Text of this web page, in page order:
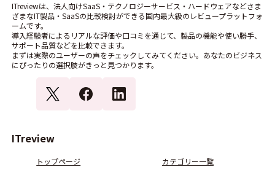
ITreviewは、法人向けSaaS・テクノロジーサービス・ハードウェアなどさま
ざまなIT製品・SaaSの比較検討ができる国内最大級のレビュープラットフォ
ームです。
導入経験者によるリアルな評価や口コミを通じて、製品の機能や使い勝手、
サポート品質などを比較できます。
まずは実際のユーザーの声をチェックしてみてください。あなたのビジネス
にぴったりの選択肢がきっと見つかります。
ITreview
トップページ
カテゴリー一覧